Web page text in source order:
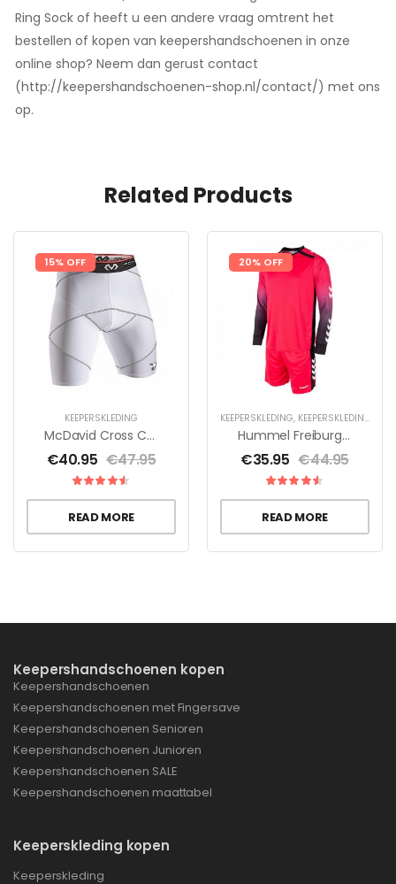
Ring Sock of heeft u een andere vraag omtrent het
bestellen of kopen van keepershandschoenen in onze
online shop? Neem dan gerust contact
(http://keepershandschoenen-shop.nl/contact/) met ons
op.
Related Products
15% OFF
KEEPERSKLEDING
McDavid Cross Compression Short
€40.95 €47.95
READ MORE
20% OFF
KEEPERSKLEDING, KEEPERSKLEDING VOOR KINDEREN
Hummel Freiburg Keeper Set
€35.95 €44.95
READ MORE
Keepershandschoenen kopen
Keepershandschoenen
Keepershandschoenen met Fingersave
Keepershandschoenen Senioren
Keepershandschoenen Junioren
Keepershandschoenen SALE
Keepershandschoenen maattabel
Keeperskleding kopen
Keeperskleding